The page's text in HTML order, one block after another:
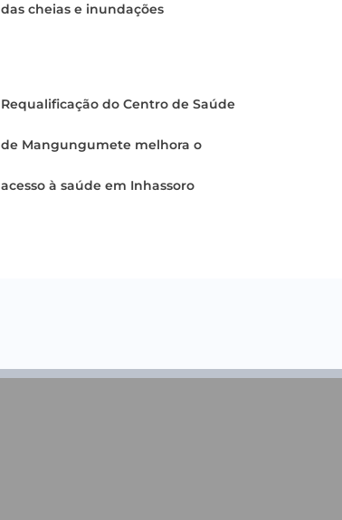
das cheias e inundações
Requalificação do Centro de Saúde
de Mangungumete melhora o
acesso à saúde em Inhassoro